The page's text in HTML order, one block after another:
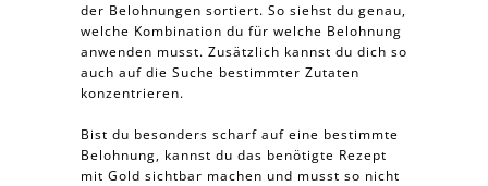
der Belohnungen sortiert. So siehst du genau,
welche Kombination du für welche Belohnung
anwenden musst. Zusätzlich kannst du dich so
auch auf die Suche bestimmter Zutaten
konzentrieren.
Bist du besonders scharf auf eine bestimmte
Belohnung, kannst du das benötigte Rezept
mit Gold sichtbar machen und musst so nicht